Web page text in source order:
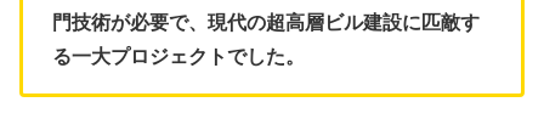
門技術が必要で、現代の超高層ビル建設に匹敵す
る一大プロジェクトでした。